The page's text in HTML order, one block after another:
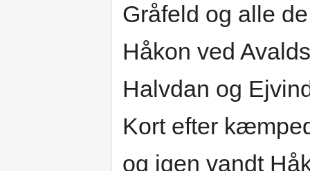
Gråfeld og alle
Håkon ved
Halvdan og
Kort efter
og igen vandt